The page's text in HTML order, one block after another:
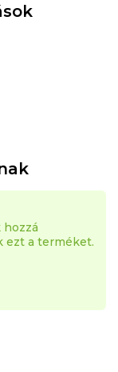
hozzá
ezt a terméket.